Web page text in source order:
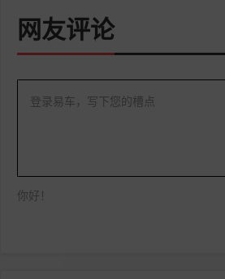
网友评论
登录易车，写下您的槽点
你好！